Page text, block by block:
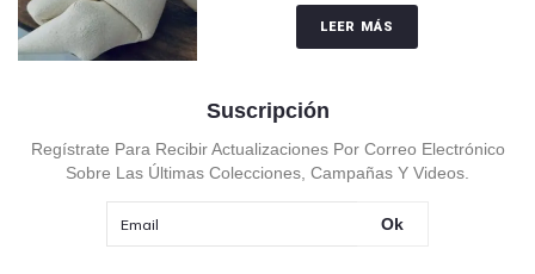
LEER MÁS
Suscripción
Regístrate Para Recibir Actualizaciones Por Correo Electrónico
Sobre Las Últimas Colecciones, Campañas Y Videos.
Ok